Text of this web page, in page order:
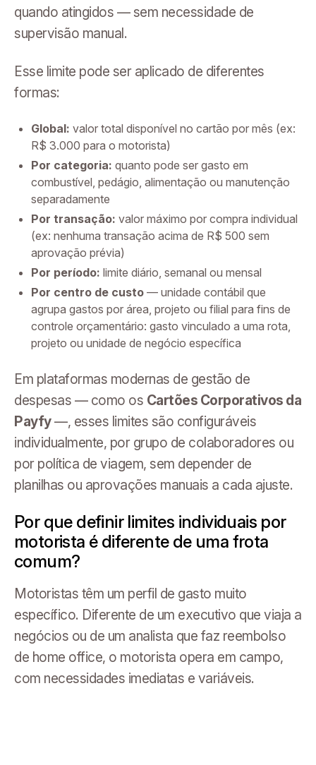
quando atingidos — sem necessidade de
supervisão manual.
Esse limite pode ser aplicado de diferentes
formas:
Global: valor total disponível no cartão por mês (ex:
R$ 3.000 para o motorista)
Por categoria: quanto pode ser gasto em
combustível, pedágio, alimentação ou manutenção
separadamente
Por transação: valor máximo por compra individual
(ex: nenhuma transação acima de R$ 500 sem
aprovação prévia)
Por período: limite diário, semanal ou mensal
Por centro de custo — unidade contábil que
agrupa gastos por área, projeto ou filial para fins de
controle orçamentário: gasto vinculado a uma rota,
projeto ou unidade de negócio específica
Em plataformas modernas de gestão de
despesas — como os Cartões Corporativos da
Payfy—, esses limites são configuráveis
individualmente, por grupo de colaboradores ou
por política de viagem, sem depender de
planilhas ou aprovações manuais a cada ajuste.
Por que definir limites individuais por
motorista é diferente de uma frota
comum?
Motoristas têm um perfil de gasto muito
específico. Diferente de um executivo que viaja a
negócios ou de um analista que faz reembolso
de home office, o motorista opera em campo,
com necessidades imediatas e variáveis.